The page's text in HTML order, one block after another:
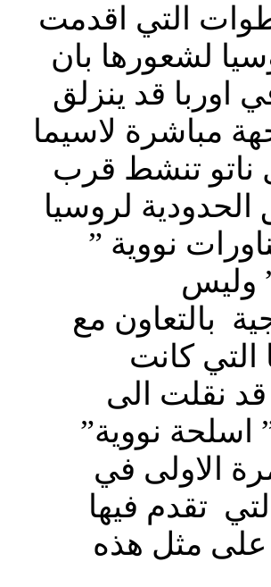
التي اقدمت
لشعورها بان
اوربا قد ينزلق
مباشرة لاسيما
ناتو تنشط قرب
الحدودية لروسيا
نووية ”
وليس
بالتعاون مع
التي كانت
نقلت الى
اسلحة نووية”
الاولى في
التي تقدم فيها
مثل هذه